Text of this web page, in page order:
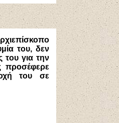
του, δεν
του για την
προσέφερε
του σε